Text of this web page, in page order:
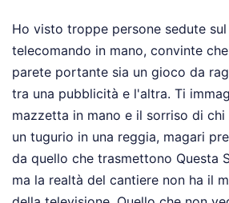
Ho visto troppe persone sedute
telecomando in mano, convinte
parete portante sia un gioco da
tra una pubblicità e l'altra. Ti
mazzetta in mano e il sorriso di
un tugurio in una reggia, magari
da quello che trasmettono Questa
ma la realtà del cantiere non ha il